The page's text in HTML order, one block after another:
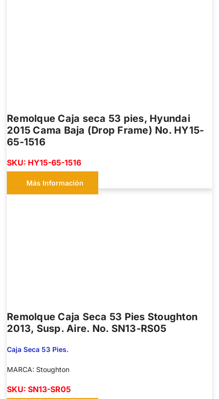
Remolque Caja seca 53 pies, Hyundai
2015 Cama Baja (Drop Frame) No. HY15-
65-1516
SKU: HY15-65-1516
Más Información
Remolque Caja Seca 53 Pies Stoughton
2013, Susp. Aire. No. SN13-RS05
Caja Seca 53 Pies.
MARCA: Stoughton
SKU: SN13-SR05